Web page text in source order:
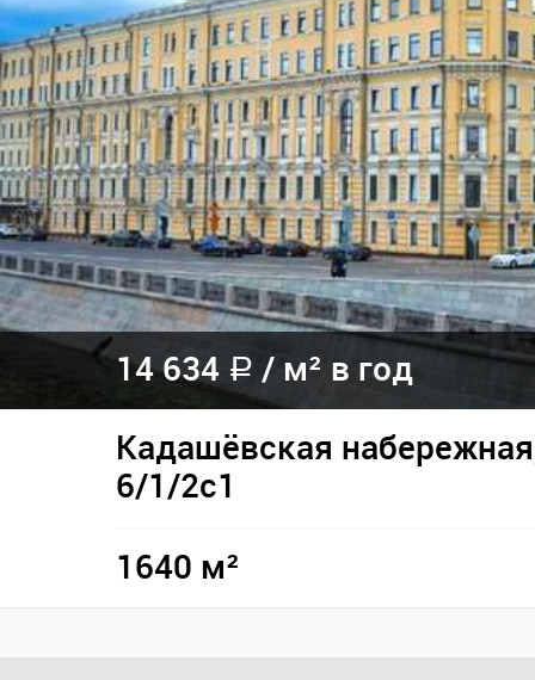
14 634 a / м² в год
Кадашёвская
6/1/2с1
1640 м²